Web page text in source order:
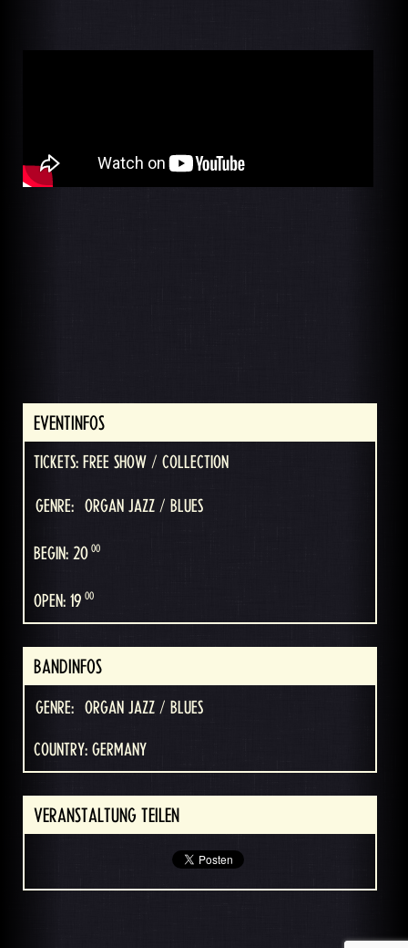
EVENTINFOS
TICKETS: FREE SHOW / COLLECTION
GENRE: ORGAN JAZZ / BLUES
BEGIN: 20 00
OPEN: 19 00
BANDINFOS
GENRE: ORGAN JAZZ / BLUES
COUNTRY: GERMANY
VERANSTALTUNG TEILEN